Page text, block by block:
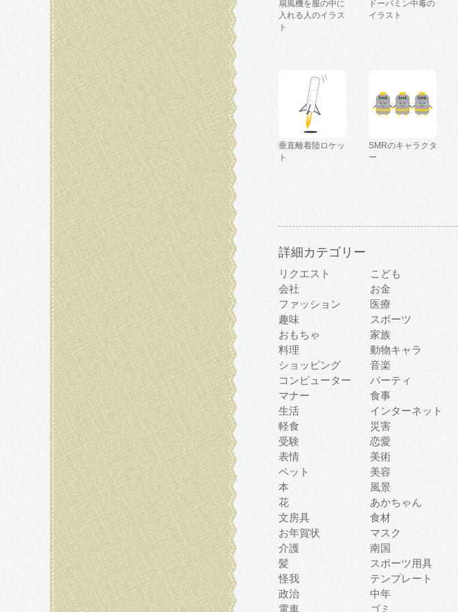
扇風機を服の中に
入れる人のイラス
ト
ドーパミン中毒の
イラスト
垂直離着陸ロケッ
ト
SMRのキャラクタ
ー
詳細カテゴリー
リクエスト こども
会社
お金
ファッション
医療
趣味
スポーツ
おもちゃ
家族
料理
動物キャラ
ショッピング
音楽
コンピューター
パーティ
マナー
食事
生活
インターネット
軽食
災害
受験
恋愛
表情
美術
ペット
美容
本
風景
花
あかちゃん
文房具
食材
お年賀状
マスク
介護
南国
髪
スポーツ用具
怪我
テンプレート
政治
中年
電車
ゴミ